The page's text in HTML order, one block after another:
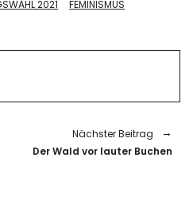
2021
FEMINISMUS
Nächster Beitrag
Der Wald vor lauter Buchen